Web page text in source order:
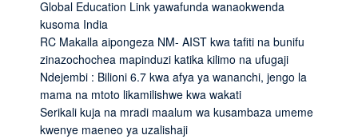
Global Education Link yawafunda wanaokwenda
kusoma India
RC Makalla aipongeza NM- AIST kwa tafiti na bunifu
zinazochochea mapinduzi katika kilimo na ufugaji
Ndejembi : Bilioni 6.7 kwa afya ya wananchi, jengo la
mama na mtoto likamilishwe kwa wakati
Serikali kuja na mradi maalum wa kusambaza umeme
kwenye maeneo ya uzalishaji